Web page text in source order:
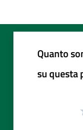
Quanto
su questa